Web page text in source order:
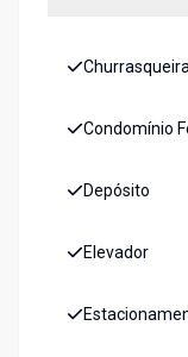
Condomínio
Depósito
Elevador